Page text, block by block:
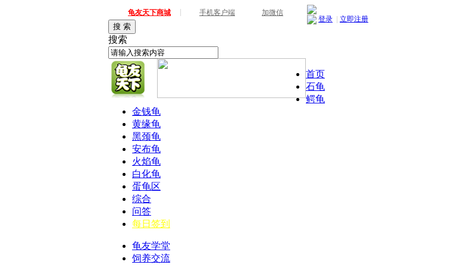
龟友天下商城 手机客户端 加微信
登录 立即注册
搜 索
搜索
首页
石龟
鳄龟
金钱龟
黄缘龟
黑颈龟
安布龟
火焰龟
白化龟
蛋龟区
综合
问答
每日签到
龟友学堂
饲养交流